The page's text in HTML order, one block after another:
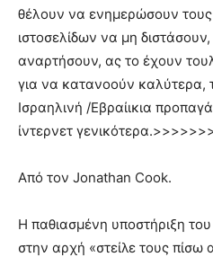
θέλουν να ενημερώσουν τους
ιστοσελίδων να μη
αναρτήσουν, ας το έχουν
για να κατανοούν καλύτερα,
Ισραηλινή /Εβραίικια
ίντερνετ
Από τον Jonathan Cook.
Η παθιασμένη υποστήριξη
στην αρχή «στείλε τους